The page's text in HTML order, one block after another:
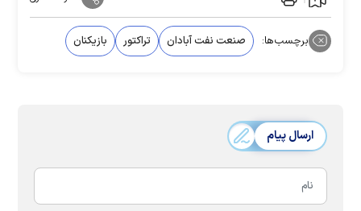
برچسب‌ها: صنعت نفت آبادان تراکتور بازیکنان
ارسال پیام